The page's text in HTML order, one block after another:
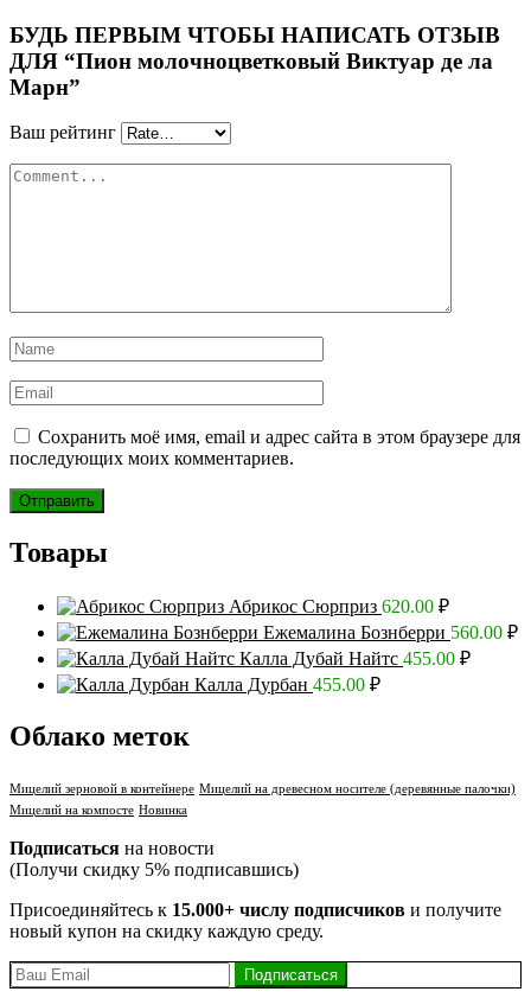
БУДЬ ПЕРВЫМ ЧТОБЫ НАПИСАТЬ ОТЗЫВ
ДЛЯ “Пион молочноцветковый Виктуар де ла
Марн”
Ваш рейтинг
Сохранить моё имя, email и адрес сайта в этом браузере для
последующих моих комментариев.
Товары
Абрикос Сюрприз 620.00 ₽
Ежемалина Бознберри 560.00 ₽
Калла Дубай Найтс 455.00 ₽
Калла Дурбан 455.00 ₽
Облако меток
Мицелий зерновой в контейнере Мицелий на древесном носителе (деревянные палочки)
Мицелий на компосте Новинка
Подписаться на новости
(Получи скидку 5% подписавшись)
Присоединяйтесь к 15.000+ числу подписчиков и получите
новый купон на скидку каждую среду.